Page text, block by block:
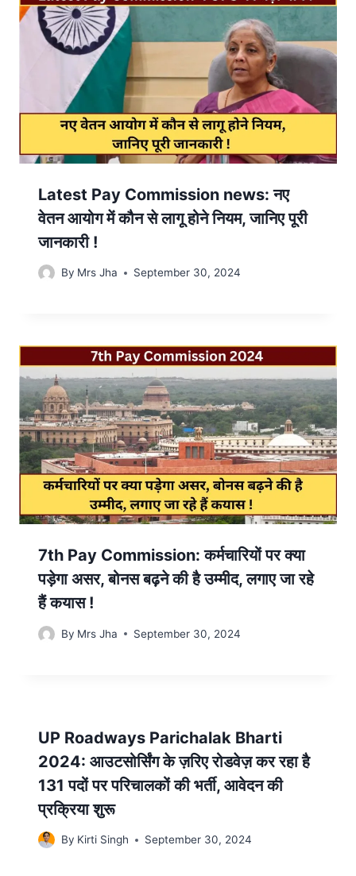
Latest Pay Commission news: नए
वेतन आयोग में कौन से लागू होने नियम, जानिए पूरी
जानकारी !
By Mrs Jha September 30, 2024
7th Pay Commission: कर्मचारियों पर क्या
पड़ेगा असर, बोनस बढ़ने की है उम्मीद, लगाए जा रहे
हैं कयास !
By Mrs Jha September 30, 2024
UP Roadways Parichalak Bharti
2024: आउटसोर्सिंग के ज़रिए रोडवेज़ कर रहा है
131 पदों पर परिचालकों की भर्ती, आवेदन की
प्रक्रिया शुरू
By Kirti Singh September 30, 2024